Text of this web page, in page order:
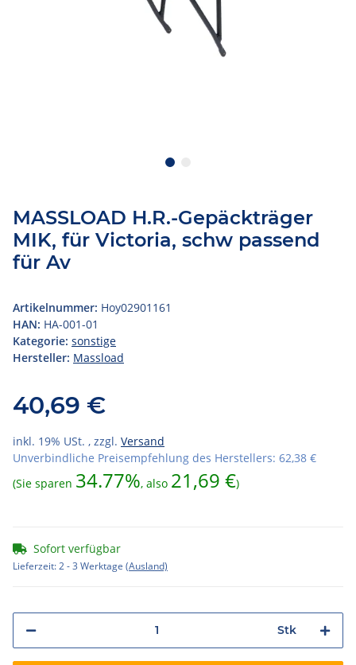
MASSLOAD H.R.-Gepäckträger
MIK, für Victoria, schw passend
für Av
Artikelnummer: Hoy02901161
HAN: HA-001-01
Kategorie: sonstige
Hersteller: Massload
40,69 €
inkl. 19% USt. , zzgl. Versand
Unverbindliche Preisempfehlung des Herstellers: 62,38 €
(Sie sparen 34.77%, also 21,69 €)
Sofort verfügbar
Lieferzeit:2 - 3 Werktage (Ausland)
Stk